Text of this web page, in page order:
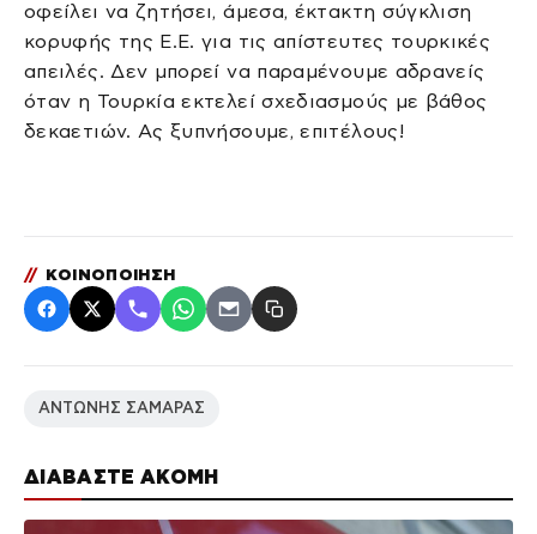
ΔΙΑΒΑΣΤΕ ΑΚΟΜΗ
οφείλει να ζητήσει, άμεσα, έκτακτη σύγκλιση
κορυφής της Ε.Ε. για τις απίστευτες τουρκικές
απειλές. Δεν μπορεί να παραμένουμε αδρανείς
όταν η Τουρκία εκτελεί σχεδιασμούς με βάθος
δεκαετιών. Ας ξυπνήσουμε, επιτέλους!
// ΚΟΙΝΟΠΟΙΗΣΗ
ΑΝΤΩΝΗΣ ΣΑΜΑΡΑΣ